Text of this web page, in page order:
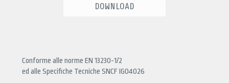
DOWNLOAD
Conforme alle norme EN 13230-1/2
ed alle Specifiche Tecniche SNCF IG04026